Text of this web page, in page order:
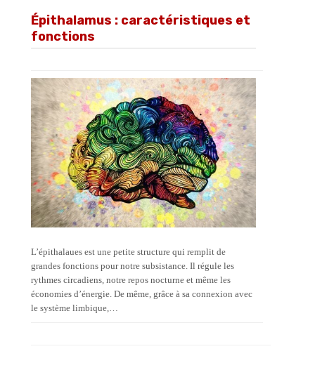
Épithalamus : caractéristiques et
fonctions
L’épithalaues est une petite structure qui remplit de
grandes fonctions pour notre subsistance. Il régule les
rythmes circadiens, notre repos nocturne et même les
économies d’énergie. De même, grâce à sa connexion avec
le système limbique,…